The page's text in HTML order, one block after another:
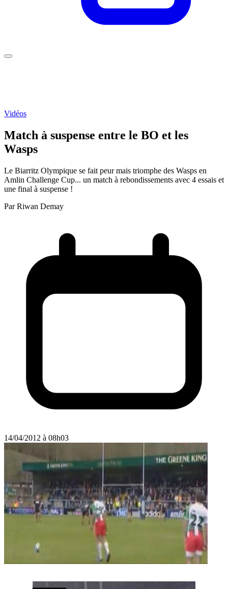
Vidéos
Match à suspense entre le BO et les
Wasps
Le Biarritz Olympique se fait peur mais triomphe des Wasps en
Amlin Challenge Cup... un match à rebondissements avec 4 essais et
une final à suspense !
Par Riwan Demay
14/04/2012 à 08h03